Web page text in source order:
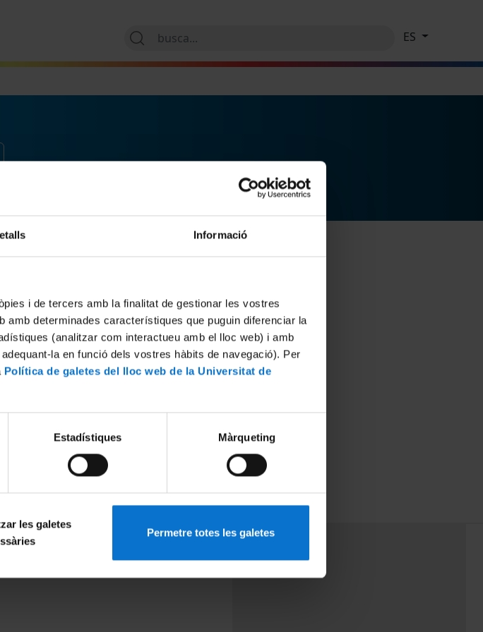
Informació
i de tercers amb la finalitat de gestionar les vostres
determinades característiques que puguin diferenciar la
(analitzar com interactueu amb el lloc web) i amb
la en funció dels vostres hàbits de navegació). Per
Política de galetes del lloc web de la Universitat de
Estadístiques Màrqueting
les galetes
Permetre totes les galetes
ES
PEU 3